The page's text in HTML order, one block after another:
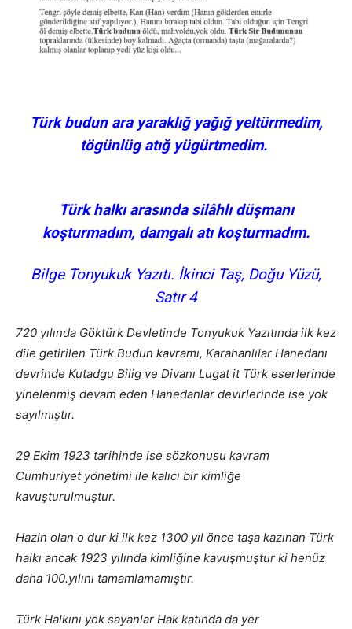
Türk budun ara yaraklığ yağığ yeltürmedim,
tögünlüg atığ yügürtmedim.
Türk halkı arasında silâhlı düşmanı
koşturmadım, damgalı atı koşturmadım.
Bilge Tonyukuk Yazıtı. İkinci Taş, Doğu Yüzü,
Satır 4
720 yılında Göktürk Devletinde Tonyukuk Yazıtında ilk kez
dile getirilen Türk Budun kavramı, Karahanlılar Hanedanı
devrinde Kutadgu Bilig ve Divanı Lugat it Türk eserlerinde
yinelenmiş devam eden Hanedanlar devirlerinde ise yok
sayılmıştır.
29 Ekim 1923 tarihinde ise sözkonusu kavram
Cumhuriyet yönetimi ile kalıcı bir kimliğe
kavuşturulmuştur.
Hazin olan o dur ki ilk kez 1300 yıl önce taşa kazınan Türk
halkı ancak 1923 yılında kimliğine kavuşmuştur ki henüz
daha 100.yılını tamamlamamıştır.
Türk Halkını yok sayanlar Hak katında da yer